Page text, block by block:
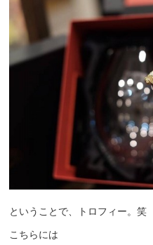
ということで、トロフィー。笑
こちらには